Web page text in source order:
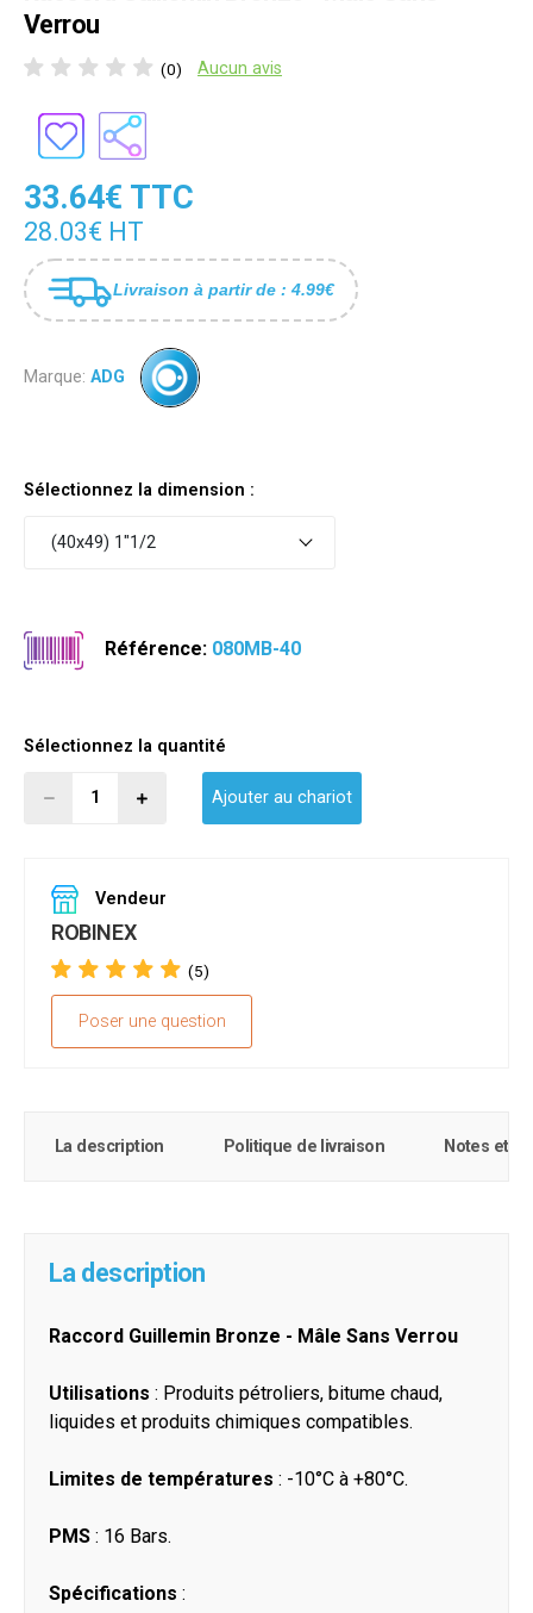
Verrou
(0) Aucun avis
33.64€ TTC
28.03€ HT
Livraison à partir de : 4.99€
Marque: ADG
Sélectionnez la dimension :
(40x49) 1"1/2
Référence: 080MB-40
Sélectionnez la quantité
Ajouter au chariot
Vendeur
ROBINEX
(5)
Poser une question
La description Politique de livraison Notes et
La description
Raccord Guillemin Bronze - Mâle Sans Verrou
Utilisations : Produits pétroliers, bitume chaud,
liquides et produits chimiques compatibles.
Limites de températures : -10°C à +80°C.
PMS : 16 Bars.
Spécifications :